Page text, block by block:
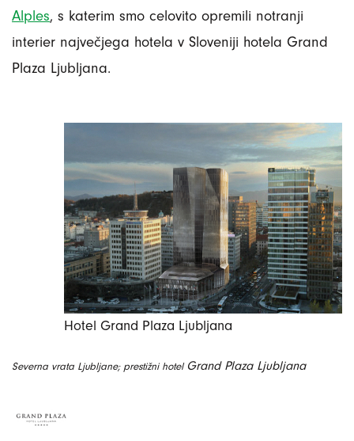
Alples, s katerim smo celovito opremili notranji
interier največjega hotela v Sloveniji hotela Grand
Plaza Ljubljana.
Hotel Grand Plaza Ljubljana
Severna vrata Ljubljane; prestižni hotel Grand Plaza Ljubljana